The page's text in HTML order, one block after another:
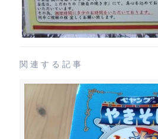
関連する記事